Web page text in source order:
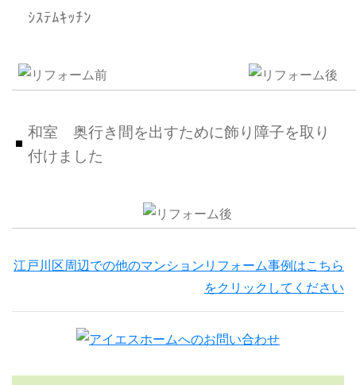
ｼｽﾃﾑｷｯﾁﾝ
和室 奥行き間を出すために飾り障子を取り
付けました
江戸川区周辺での他のマンションリフォーム事例はこちら
をクリックしてください